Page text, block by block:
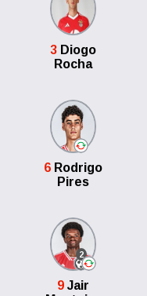
3Diogo
Rocha
6Rodrigo
Pires
2
9Jair